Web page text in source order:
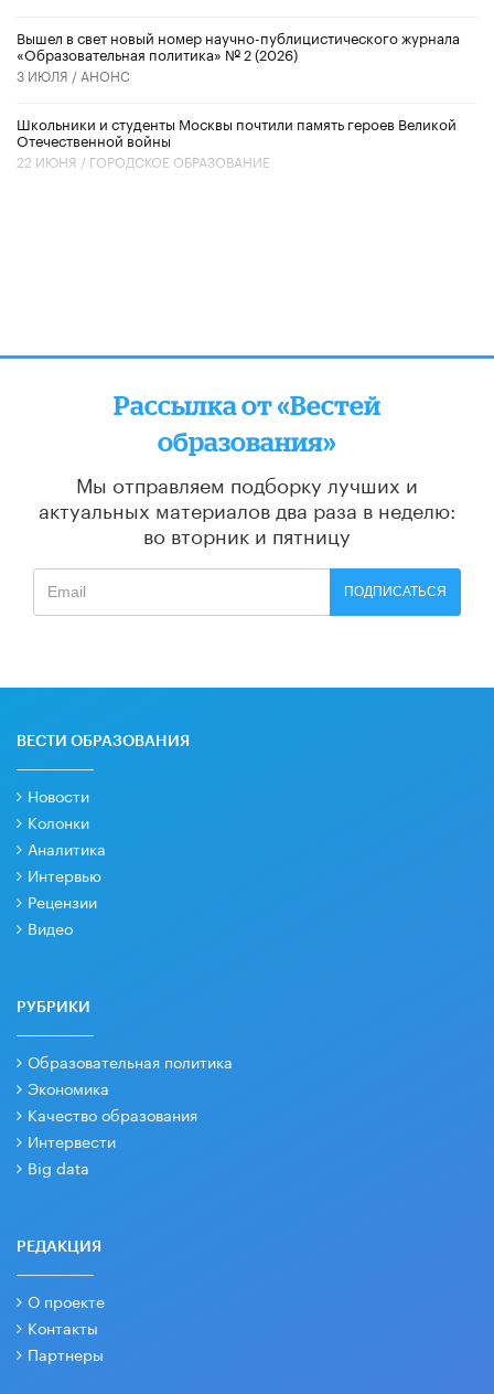
Вышел в свет новый номер научно-публицистического журнала
«Образовательная политика» № 2 (2026)
3 ИЮЛЯ / АНОНС
Школьники и студенты Москвы почтили память героев Великой
Отечественной войны
22 ИЮНЯ / ГОРОДСКОЕ ОБРАЗОВАНИЕ
Рассылка от «Вестей
образования»
Мы отправляем подборку лучших и
актуальных материалов два раза в неделю:
во вторник и пятницу
ПОДПИСАТЬСЯ
ВЕСТИ ОБРАЗОВАНИЯ
Новости
Колонки
Аналитика
Интервью
Рецензии
Видео
РУБРИКИ
Образовательная политика
Экономика
Качество образования
Интервести
Big data
РЕДАКЦИЯ
О проекте
Контакты
Партнеры